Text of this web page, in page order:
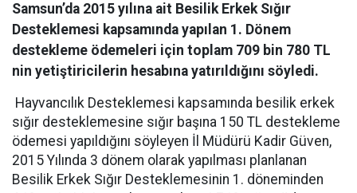
Samsun’da 2015 yılına ait Besilik Erkek Sığır
Desteklemesi kapsamında yapılan 1. Dönem
destekleme ödemeleri için toplam 709 bin 780 TL
nin yetiştiricilerin hesabına yatırıldığını söyledi.
Hayvancılık Desteklemesi kapsamında besilik erkek
sığır desteklemesine sığır başına 150 TL destekleme
ödemesi yapıldığını söyleyen İl Müdürü Kadir Güven,
2015 Yılında 3 dönem olarak yapılması planlanan
Besilik Erkek Sığır Desteklemesinin 1. döneminden